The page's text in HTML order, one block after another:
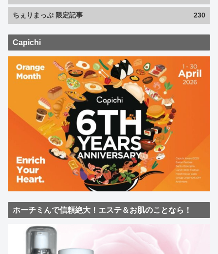
ちぇりまっぷ 限定記事 230
Capichi
ホーチミんで信頼絶大！エステ＆お肌のことなら！